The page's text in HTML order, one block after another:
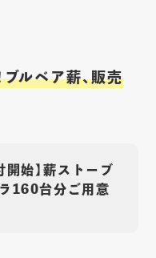
ルベア薪、販売
開始】薪ストーブ
160台分ご用意